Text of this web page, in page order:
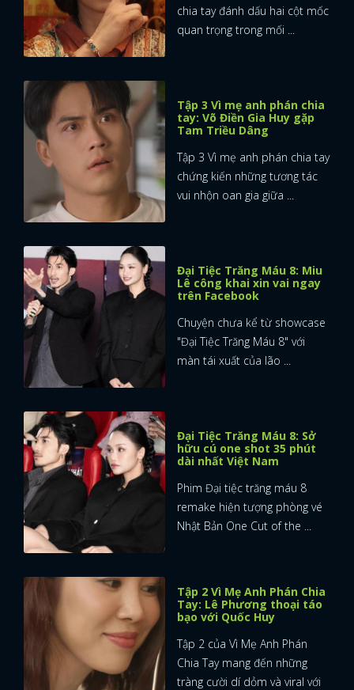
chia tay đánh dấu hai cột mốc
quan trọng trong mối ...
Tập 3 Vì mẹ anh phán chia
tay: Võ Điền Gia Huy gặp
Tam Triều Dâng
Tập 3 Vì mẹ anh phán chia tay
chứng kiến những tương tác
vui nhộn oan gia giữa ...
Đại Tiệc Trăng Máu 8: Miu
Lê công khai xin vai ngay
trên Facebook
Chuyện chưa kể từ showcase
"Đại Tiệc Trăng Máu 8" với
màn tái xuất của lão ...
Đại Tiệc Trăng Máu 8: Sở
hữu cú one shot 35 phút
dài nhất Việt Nam
Phim Đại tiệc trăng máu 8
remake hiện tượng phòng vé
Nhật Bản One Cut of the ...
Tập 2 Vì Mẹ Anh Phán Chia
Tay: Lê Phương thoại táo
bạo với Quốc Huy
Tập 2 của Vì Mẹ Anh Phán
Chia Tay mang đến những
tràng cười dí dỏm và viral với